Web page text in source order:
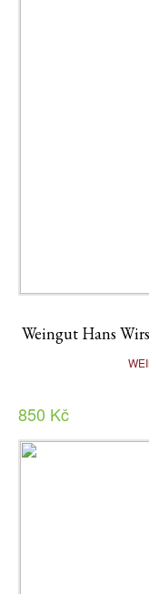
Weingut Hans
850 Kč